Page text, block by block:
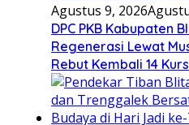
Agustus 9, 2026
DPC PKB Kabupaten
Regenerasi Lewat
Rebut Kembali 14